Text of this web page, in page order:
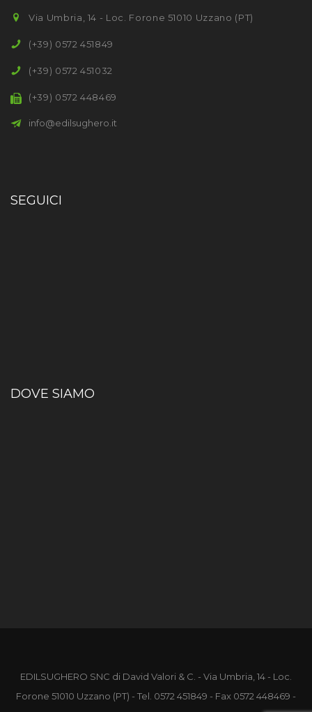
Via Umbria, 14 - Loc. Forone 51010 Uzzano (PT)
(+39) 0572 451849
(+39) 0572 451032
(+39) 0572 448469
info@edilsughero.it
SEGUICI
DOVE SIAMO
EDILSUGHERO SNC di David Valori & C. - Via Umbria, 14 - Loc.
Forone 51010 Uzzano (PT) - Tel. 0572 451849 - Fax 0572 448469 -